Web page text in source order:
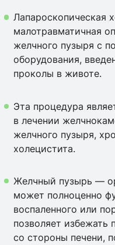
Лапароскопическая
малотравматичная
желчного пузыря с
оборудования,
проколы в животе.
Эта процедура
в лечении
желчного пузыря,
холецистита.
Желчный пузырь —
может полноценно
воспаленного или
позволяет избежать
со стороны печени,